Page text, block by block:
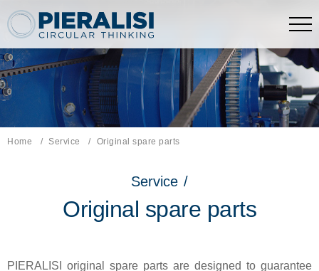
Pieralisi Maip Spa
Home Service Current page:
Original spare parts
Service /
Original spare parts
PIERALISI original spare parts are designed to guarantee